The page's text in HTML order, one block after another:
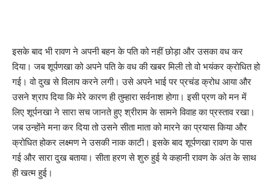
इसके बाद भी रावण ने अपनी बहन के पति को नहीं छोड़ा और उसका वध कर
दिया। जब शूर्पणखा को अपने पति के वध की खबर मिली तो वो भयंकर क्रोधित हो
गई। वो दुख से विलाप करने लगी। उसे अपने भाई पर प्रचंड क्रोध आया और
उसने श्राप दिया कि मेरे कारण ही तुम्हारा सर्वनाश होगा। इसी प्रण को मन में
लिए शूर्पनखा ने सारा सच जानते हुए श्रीराम के सामने विवाह का प्रस्ताव रखा।
जब उन्होंने मना कर दिया तो उसने सीता माता को मारने का प्रयास किया और
क्रोधित होकर लक्ष्मण ने उसकी नाक काटी। इसके बाद शूर्पणखा रावण के पास
गई और सारा दुख बताया। सीता हरण से शुरु हुई ये कहानी रावण के अंत के साथ
ही खत्म हुई।